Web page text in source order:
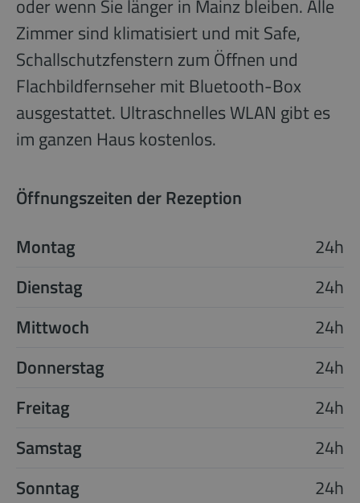
oder wenn Sie länger in Mainz bleiben. Alle
Zimmer sind klimatisiert und mit Safe,
Schallschutzfenstern zum Öffnen und
Flachbildfernseher mit Bluetooth-Box
ausgestattet. Ultraschnelles WLAN gibt es
im ganzen Haus kostenlos.
Öffnungszeiten der Rezeption
Montag
24h
Dienstag
24h
Mittwoch
24h
Donnerstag
24h
Freitag
24h
Samstag
24h
Sonntag
24h